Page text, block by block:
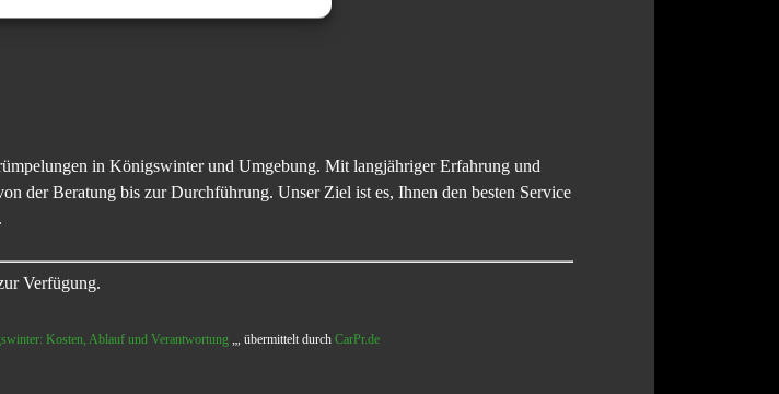
in Königswinter und Umgebung. Mit langjähriger Erfahrung und
der Beratung bis zur Durchführung. Unser Ziel ist es, Ihnen den besten Service
Verfügung.
Kosten, Ablauf und Verantwortung „, übermittelt durch CarPr.de